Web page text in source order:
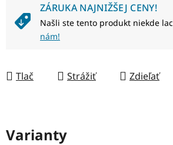
ZÁRUKA NAJNIŽŠEJ CENY!
Našli ste tento produkt niekde
nám!
Tlač Strážiť Zdieľať
Varianty